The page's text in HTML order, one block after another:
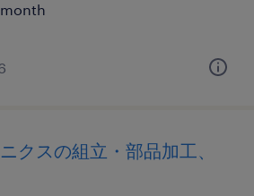
クスの組立・部品加工、